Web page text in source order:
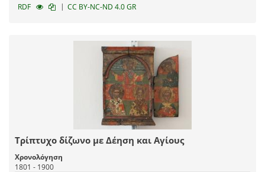
RDF
| CC BY-NC-ND 4.0 GR
Τρίπτυχο δίζωνο με Δέηση και Αγίους
Χρονολόγηση
1801 - 1900